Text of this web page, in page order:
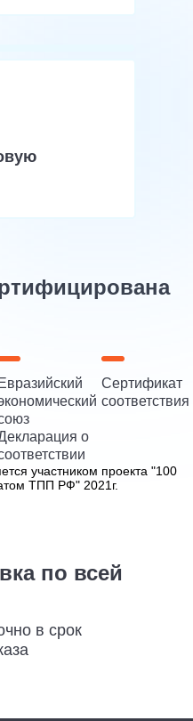
Евразийский
о
Сертификат
соответствия
участником проекта "100
ТПП РФ" 2021г.
по всей
в срок